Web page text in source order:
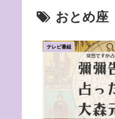
おとめ座
テレビ番組